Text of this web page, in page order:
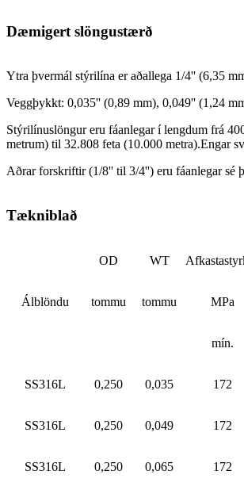
Dæmigert slöngustærð
Ytra þvermál stýrilína er aðallega 1/4'' (6,35
Veggþykkt: 0,035'' (0,89 mm), 0,049'' (1,24
Stýrilínuslöngur eru fáanlegar í lengdum frá
metrum) til 32.808 feta (10.000 metra).Engar
Aðrar forskriftir (1/8'' til 3/4'') eru fáanlegar sé
Tækniblað
Álblöndu
OD WT
tommu tommu MPa
mín.
SS316L 0,250 0,035 172
SS316L 0,250 0,049 172
SS316L 0,250 0,065 172